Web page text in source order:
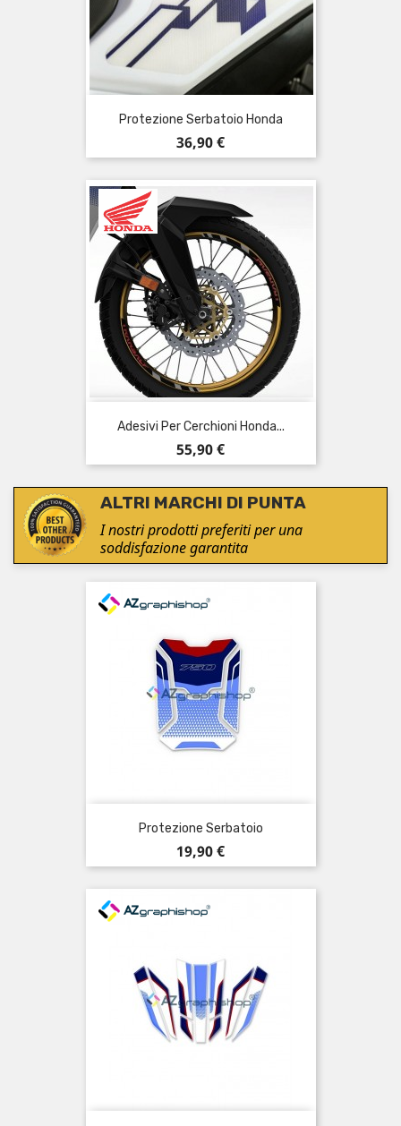
Protezione Serbatoio Honda
Prezzo
36,90 €
Adesivi Per Cerchioni Honda...
Prezzo
55,90 €
ALTRI MARCHI DI PUNTA
I nostri prodotti preferiti per una
soddisfazione garantita
Protezione Serbatoio
Prezzo
19,90 €